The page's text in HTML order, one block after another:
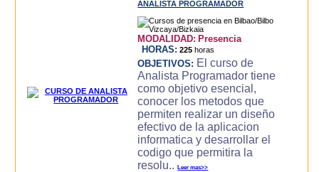
ANALISTA PROGRAMADOR
MODALIDAD: Presencia
HORAS: 225 horas
OBJETIVOS: El curso de
Analista Programador tiene
como objetivo esencial,
conocer los metodos que
permiten realizar un diseño
efectivo de la aplicacion
informatica y desarrollar el
codigo que permitira la
resolu..Leer mas>>